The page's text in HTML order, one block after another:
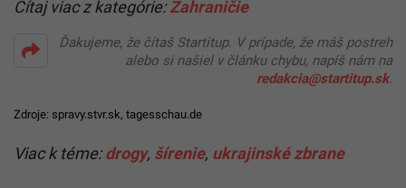
Čítaj viac z kategórie:Zahraničie
Ďakujeme, že čítaš Startitup. V prípade, že máš postreh
alebo si našiel v článku chybu, napíš nám na
redakcia@startitup.sk.
Zdroje: spravy.stvr.sk, tagesschau.de
Viac k téme:drogy, šírenie, ukrajinské zbrane